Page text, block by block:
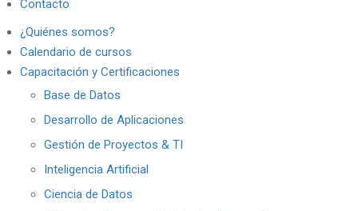
Contacto
¿Quiénes somos?
Calendario de cursos
Capacitación y Certificaciones
Base de Datos
Desarrollo de Aplicaciones
Gestión de Proyectos & TI
Inteligencia Artificial
Ciencia de Datos